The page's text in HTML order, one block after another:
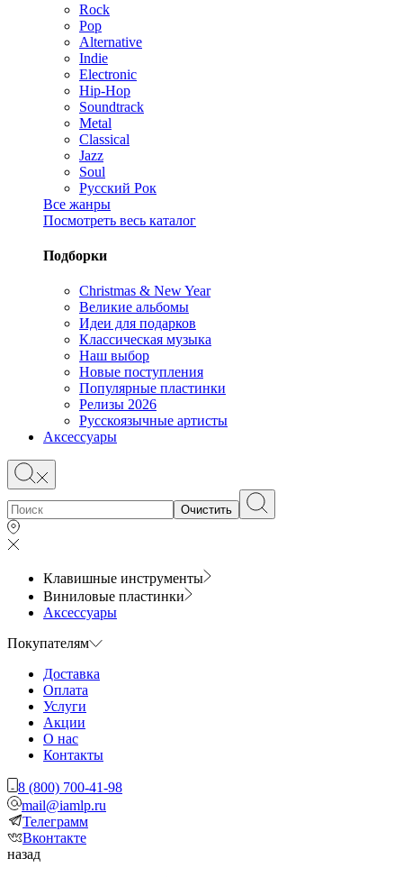
Rock
Pop
Alternative
Indie
Electronic
Hip-Hop
Soundtrack
Metal
Classical
Jazz
Soul
Русский Рок
Все жанры
Посмотреть весь каталог
Подборки
Christmas & New Year
Великие альбомы
Идеи для подарков
Классическая музыка
Наш выбор
Новые поступления
Популярные пластинки
Релизы 2026
Русскоязычные артисты
Аксессуары
Очистить
Клавишные инструменты
Виниловые пластинки
Аксессуары
Покупателям
Доставка
Оплата
Услуги
Акции
О нас
Контакты
8 (800) 700-41-98
mail@iamlp.ru
Телеграмм
Вконтакте
назад